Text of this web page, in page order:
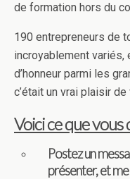
de formation hors du
190 entrepreneurs de
incroyablement variés,
d’honneur parmi les
c’était un vrai plaisir
Voici ce que
Postez un
présenter, et